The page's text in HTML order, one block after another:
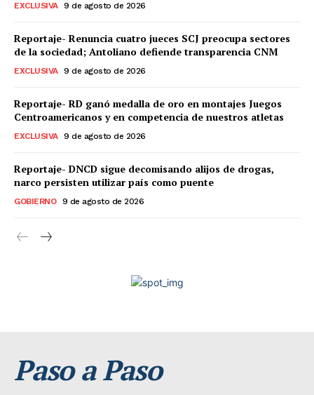
EXCLUSIVA 9 de agosto de 2026
Reportaje- Renuncia cuatro jueces SCJ preocupa sectores
de la sociedad; Antoliano defiende transparencia CNM
EXCLUSIVA 9 de agosto de 2026
Reportaje- RD ganó medalla de oro en montajes Juegos
Centroamericanos y en competencia de nuestros atletas
EXCLUSIVA 9 de agosto de 2026
Reportaje- DNCD sigue decomisando alijos de drogas,
narco persisten utilizar país como puente
GOBIERNO 9 de agosto de 2026
Paso a Paso